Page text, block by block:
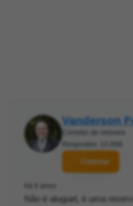
Vanderson
Corretor de imóveis
Respostas: 10.068
Contatar
há 6 anos
Não é aluguel, é uma